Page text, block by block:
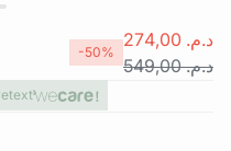
-50%
د.م. 274,00
د.م. 549,00